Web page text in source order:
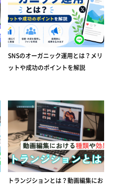
SNSのオーガニック運用とは？メリ
ットや成功のポイントを解説
トランジションとは？動画編集にお